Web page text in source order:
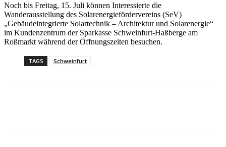
Noch bis Freitag, 15. Juli können Interessierte die
Wanderausstellung des Solarenergiefördervereins (SeV)
„Gebäudeintegrierte Solartechnik – Architektur und Solarenergie“
im Kundenzentrum der Sparkasse Schweinfurt-Haßberge am
Roßmarkt während der Öffnungszeiten besuchen.
TAGS Schweinfurt